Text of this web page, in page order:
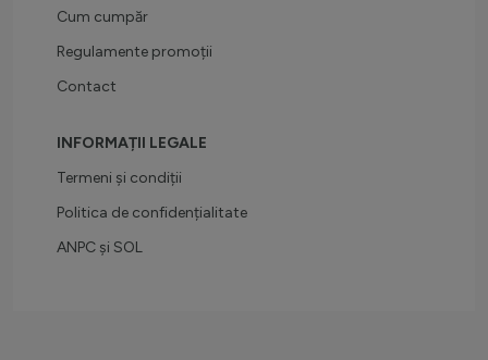
Cum cumpăr
Regulamente promoții
Contact
INFORMAȚII LEGALE
Termeni și condiții
Politica de confidențialitate
ANPC și SOL